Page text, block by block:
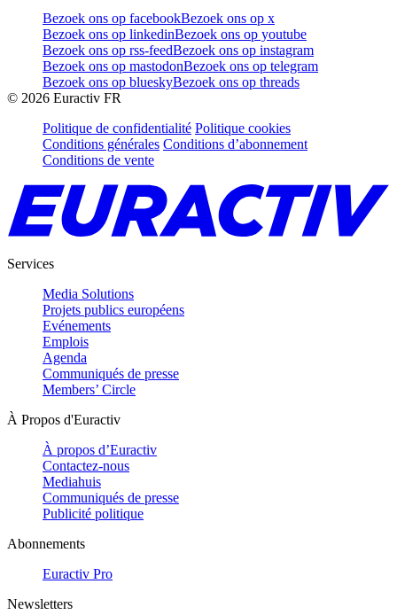
Bezoek ons op facebookBezoek ons op x
Bezoek ons op linkedinBezoek ons op youtube
Bezoek ons op rss-feedBezoek ons op instagram
Bezoek ons op mastodonBezoek ons op telegram
Bezoek ons op blueskyBezoek ons op threads
© 2026 Euractiv FR
Politique de confidentialité Politique cookies
Conditions générales Conditions d’abonnement
Conditions de vente
Services
Media Solutions
Projets publics européens
Evénements
Emplois
Agenda
Communiqués de presse
Members’ Circle
À Propos d'Euractiv
À propos d’Euractiv
Contactez-nous
Mediahuis
Communiqués de presse
Publicité politique
Abonnements
Euractiv Pro
Newsletters